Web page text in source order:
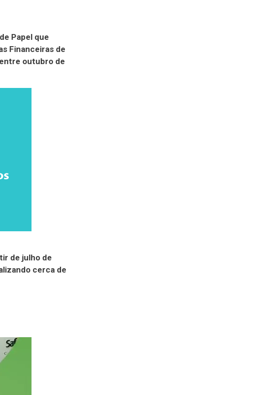
Papel que
Financeiras de
outubro de
de julho de
cerca de